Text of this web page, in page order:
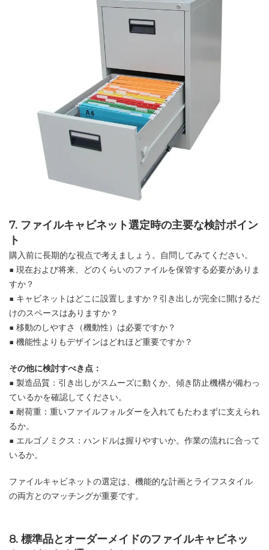
7. ファイルキャビネット選定時の主要な検討ポイン
ト
購入前に長期的な視点で考えましょう。自問してみてください。
■ 現在および将来、どのくらいのファイルを保管する必要がありま
すか？
■ キャビネットはどこに設置しますか？引き出しが完全に開けるだ
けのスペースはありますか？
■ 移動のしやすさ（機動性）は必要ですか？
■ 機能性よりもデザインはどれほど重要ですか？
その他に検討すべき点：
■ 製造品質：引き出しがスムーズに動くか、傾き防止機構が備わっ
ているかを確認してください。
■ 耐荷重：重いファイルフォルダーを入れてもたわまずに支えられ
るか。
■ エルゴノミクス：ハンドルは握りやすいか。作業の流れに合って
いるか。
ファイルキャビネットの選定は、機能的な計画とライフスタイル
の両方とのマッチングが重要です。
8. 標準品とオーダーメイドのファイルキャビネッ